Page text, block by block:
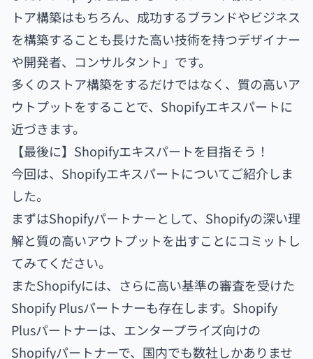
トア構築はもちろん、成功するブランドやビジネス
を構築することも長けた高い技術を持つデザイナー
や開発者、コンサルタント」です。
多くのストア構築をするだけではなく、質の高いア
ウトプットをすることで、Shopifyエキスパートに
近づきます。
【最後に】Shopifyエキスパートを目指そう！
今回は、Shopifyエキスパートについてご紹介しま
した。
まずはShopifyパートナーとして、Shopifyの深い理
解と質の高いアウトプットを出すことにコミットし
てみてください。
またShopifyには、さらに高い基準の審査を受けた
Shopify Plusパートナーも存在します。Shopify
Plusパートナーは、エンタープライズ向けの
Shopifyパートナーで、国内でも数社しかありませ